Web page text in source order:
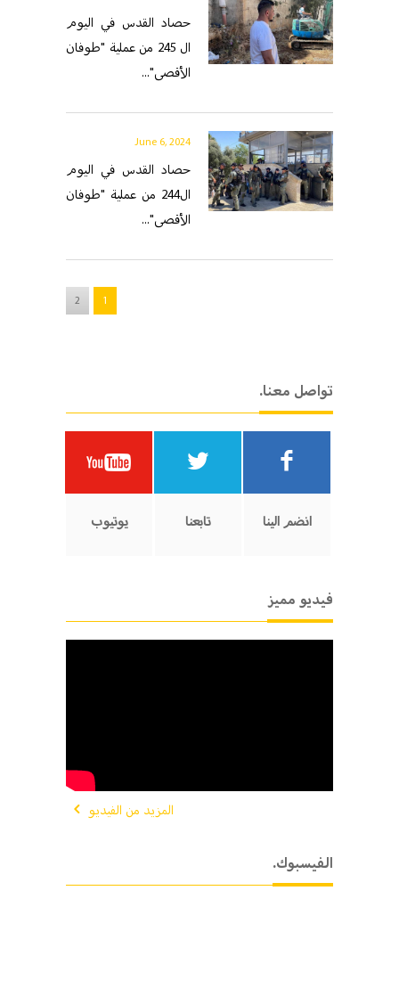
حصاد القدس في اليوم
ال 245 من عملية "طوفان
الأقصى"...
June 6, 2024
حصاد القدس في اليوم
ال244 من عملية "طوفان
الأقصى"...
1
2
.تواصل معنا
يوتيوب تابعنا انضم الينا
فيديو مميز
المزيد من الفيديو
.الفيسبوك